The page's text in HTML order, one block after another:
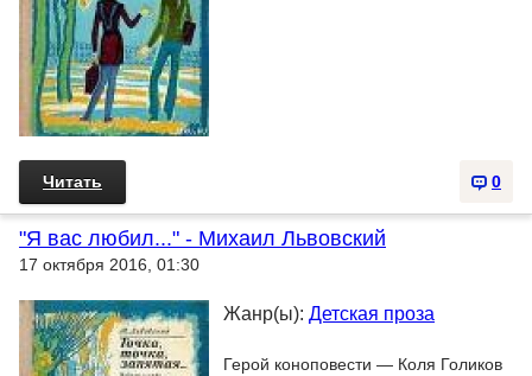
0
Читать
"Я вас любил..." - Михаил Львовский
17 октября 2016, 01:30
Жанр(ы): Детская проза
Герой коноповести — Коля Голиков